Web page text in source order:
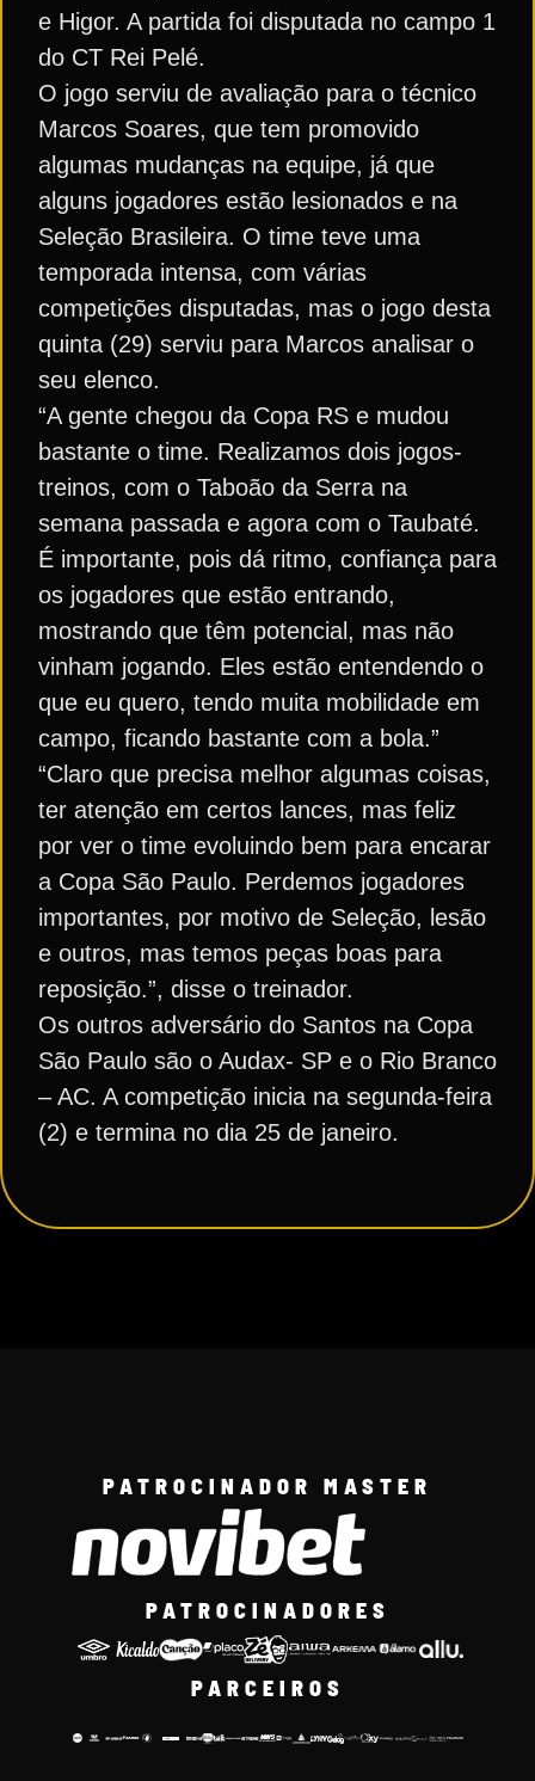
e Higor. A partida foi disputada no campo 1
do CT Rei Pelé.
O jogo serviu de avaliação para o técnico
Marcos Soares, que tem promovido
algumas mudanças na equipe, já que
alguns jogadores estão lesionados e na
Seleção Brasileira. O time teve uma
temporada intensa, com várias
competições disputadas, mas o jogo desta
quinta (29) serviu para Marcos analisar o
seu elenco.
“A gente chegou da Copa RS e mudou
bastante o time. Realizamos dois jogos-
treinos, com o Taboão da Serra na
semana passada e agora com o Taubaté.
É importante, pois dá ritmo, confiança para
os jogadores que estão entrando,
mostrando que têm potencial, mas não
vinham jogando. Eles estão entendendo o
que eu quero, tendo muita mobilidade em
campo, ficando bastante com a bola.”
“Claro que precisa melhor algumas coisas,
ter atenção em certos lances, mas feliz
por ver o time evoluindo bem para encarar
a Copa São Paulo. Perdemos jogadores
importantes, por motivo de Seleção, lesão
e outros, mas temos peças boas para
reposição.”, disse o treinador.
Os outros adversário do Santos na Copa
São Paulo são o Audax- SP e o Rio Branco
– AC. A competição inicia na segunda-feira
(2) e termina no dia 25 de janeiro.
PATROCINADOR MASTER
PATROCINADORES
PARCEIROS